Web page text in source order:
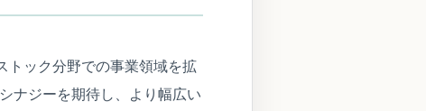
トック分野での事業領域を拡
ナジーを期待し、より幅広い